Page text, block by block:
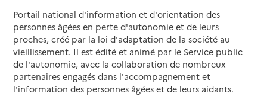
Portail national d'information et d'orientation des
personnes âgées en perte d'autonomie et de leurs
proches, créé par la loi d'adaptation de la société au
vieillissement. Il est édité et animé par le Service public
de l'autonomie, avec la collaboration de nombreux
partenaires engagés dans l'accompagnement et
l'information des personnes âgées et de leurs aidants.